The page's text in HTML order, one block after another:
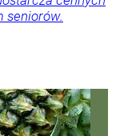
seniorów.